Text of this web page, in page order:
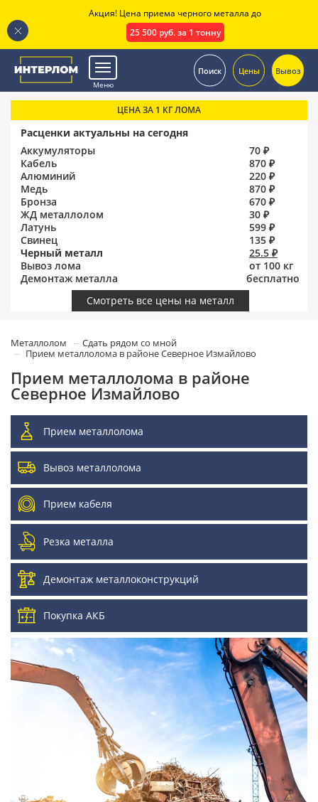
Меню
Поиск Цены Вывоз
ЦЕНА ЗА 1 КГ ЛОМА
Расценки актуальны на сегодня
Аккумуляторы
70 ₽
Кабель
870 ₽
Алюминий
220 ₽
Медь
870 ₽
Бронза
670 ₽
ЖД металлолом
30 ₽
Латунь
599 ₽
Свинец
135 ₽
Черный металл
25.5 ₽
Вывоз лома
от 100 кг
Демонтаж металла
бесплатно
Смотреть все цены на металл
Металлолом
Сдать рядом со мной
Прием металлолома в районе Северное Измайлово
Прием металлолома в районе
Северное Измайлово
Прием металлолома
Вывоз металлолома
Прием кабеля
Резка металла
Демонтаж металлоконструкций
Покупка АКБ
Акция! Цена приема черного металла до
25 500 руб. за 1 тонну
.